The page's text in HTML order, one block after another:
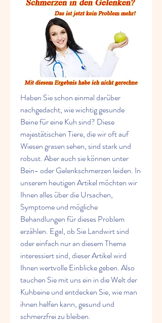
Haben Sie schon einmal darüber
nachgedacht, wie wichtig gesunde
Beine für eine Kuh sind? Diese
majestätischen Tiere, die wir oft auf
Wiesen grasen sehen, sind stark und
robust. Aber auch sie können unter
Bein- oder Gelenkschmerzen leiden. In
unserem heutigen Artikel möchten wir
Ihnen alles über die Ursachen,
Symptome und mögliche
Behandlungen für dieses Problem
erzählen. Egal, ob Sie Landwirt sind
oder einfach nur an diesem Thema
interessiert sind, dieser Artikel wird
Ihnen wertvolle Einblicke geben. Also
tauchen Sie mit uns ein in die Welt der
Kuhbeine und entdecken Sie, wie man
ihnen helfen kann, gesund und
schmerzfrei zu bleiben.